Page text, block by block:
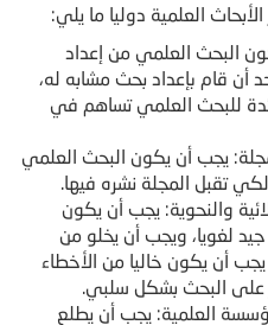
العلمية دوليا ما يلي:
البحث العلمي من إعداد
أن قام بإعداد بحث مشابه له،
للبحث العلمي تساهم في
يجب أن يكون البحث العلمي
تقبل المجلة نشره فيها.
والنحوية: يجب أن يكون
لغويا، ويجب أن يخلو من
أن يكون خاليا من الأخطاء
على البحث بشكل سلبي.
العلمية: يجب أن يطلع